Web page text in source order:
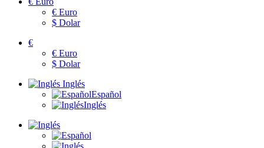
€ Euro
$ Dolar
€
€ Euro
$ Dolar
Inglés
Español
Inglés